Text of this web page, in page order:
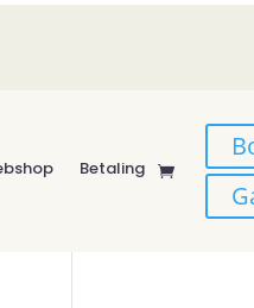
Betaling